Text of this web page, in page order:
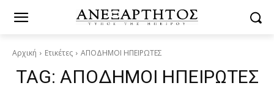
Αρχική Ετικέτες ΑΠΟΔΗΜΟΙ ΗΠΕΙΡΩΤΕΣ
TAG: ΑΠΟΔΗΜΟΙ ΗΠΕΙΡΩΤΕΣ